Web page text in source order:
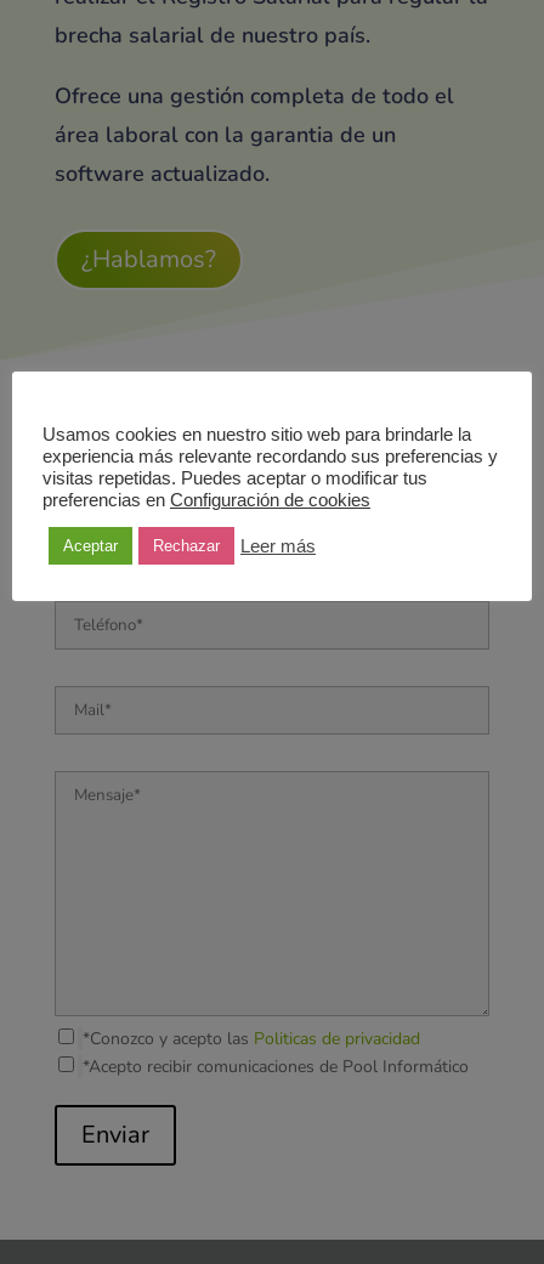
brecha salarial de nuestro país.
Ofrece una gestión completa de todo el
área laboral con la garantia de un
software actualizado.
¿Hablamos?
¿Hablamos?
*Conozco y acepto las Politicas de privacidad
*Acepto recibir comunicaciones de Pool Informático
Enviar
Usamos cookies en nuestro sitio web para brindarle la
experiencia más relevante recordando sus preferencias y
visitas repetidas. Puedes aceptar o modificar tus
preferencias en Configuración de cookies
Aceptar Rechazar Leer más